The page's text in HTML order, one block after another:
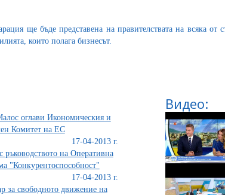
ще бъде представена на правителствата на всяка от
които полага бизнесът.
оглави Икономическия и
Комитет на ЕС
17-04-2013 г.
ръководството на Оперативна
"Конкурентоспособност"
17-04-2013 г.
за свободното движение на
Видео: